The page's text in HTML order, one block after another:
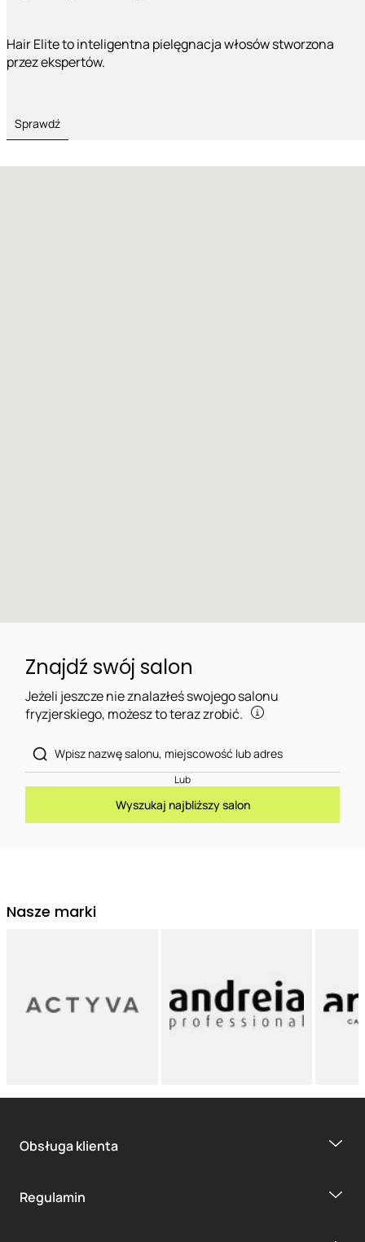
Hair Elite to inteligentna pielęgnacja włosów stworzona
przez ekspertów.
Sprawdź
Znajdź swój salon
Jeżeli jeszcze nie znalazłeś swojego salonu
fryzjerskiego, możesz to teraz zrobić.
Lub
Wyszukaj najbliższy salon
Nasze marki
Obsługa klienta
Regulamin